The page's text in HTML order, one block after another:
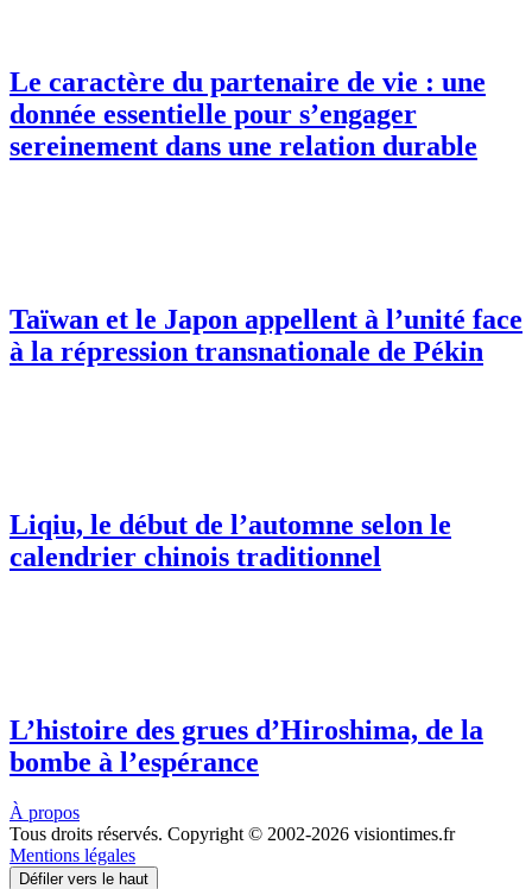
Le caractère du partenaire de vie : une
donnée essentielle pour s’engager
sereinement dans une relation durable
Taïwan et le Japon appellent à l’unité face
à la répression transnationale de Pékin
Liqiu, le début de l’automne selon le
calendrier chinois traditionnel
L’histoire des grues d’Hiroshima, de la
bombe à l’espérance
À propos
Tous droits réservés. Copyright © 2002-2026 visiontimes.fr
Mentions légales
Défiler vers le haut